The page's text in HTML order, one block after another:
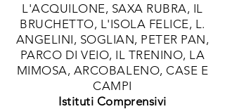
L'ACQUILONE, SAXA RUBRA, IL
BRUCHETTO, L'ISOLA FELICE, L.
ANGELINI, SOGLIAN, PETER PAN,
PARCO DI VEIO, IL TRENINO, LA
MIMOSA, ARCOBALENO, CASE E
CAMPI
Istituti Comprensivi